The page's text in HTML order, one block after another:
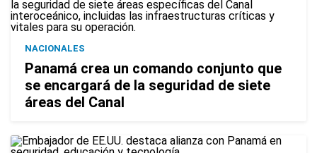
NACIONALES
Panamá crea un comando conjunto que
se encargará de la seguridad de siete
áreas del Canal